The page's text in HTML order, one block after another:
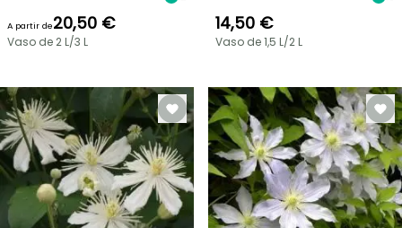
A partir de20,50 €
Vaso de 2 L/3 L
14,50 €
Vaso de 1,5 L/2 L